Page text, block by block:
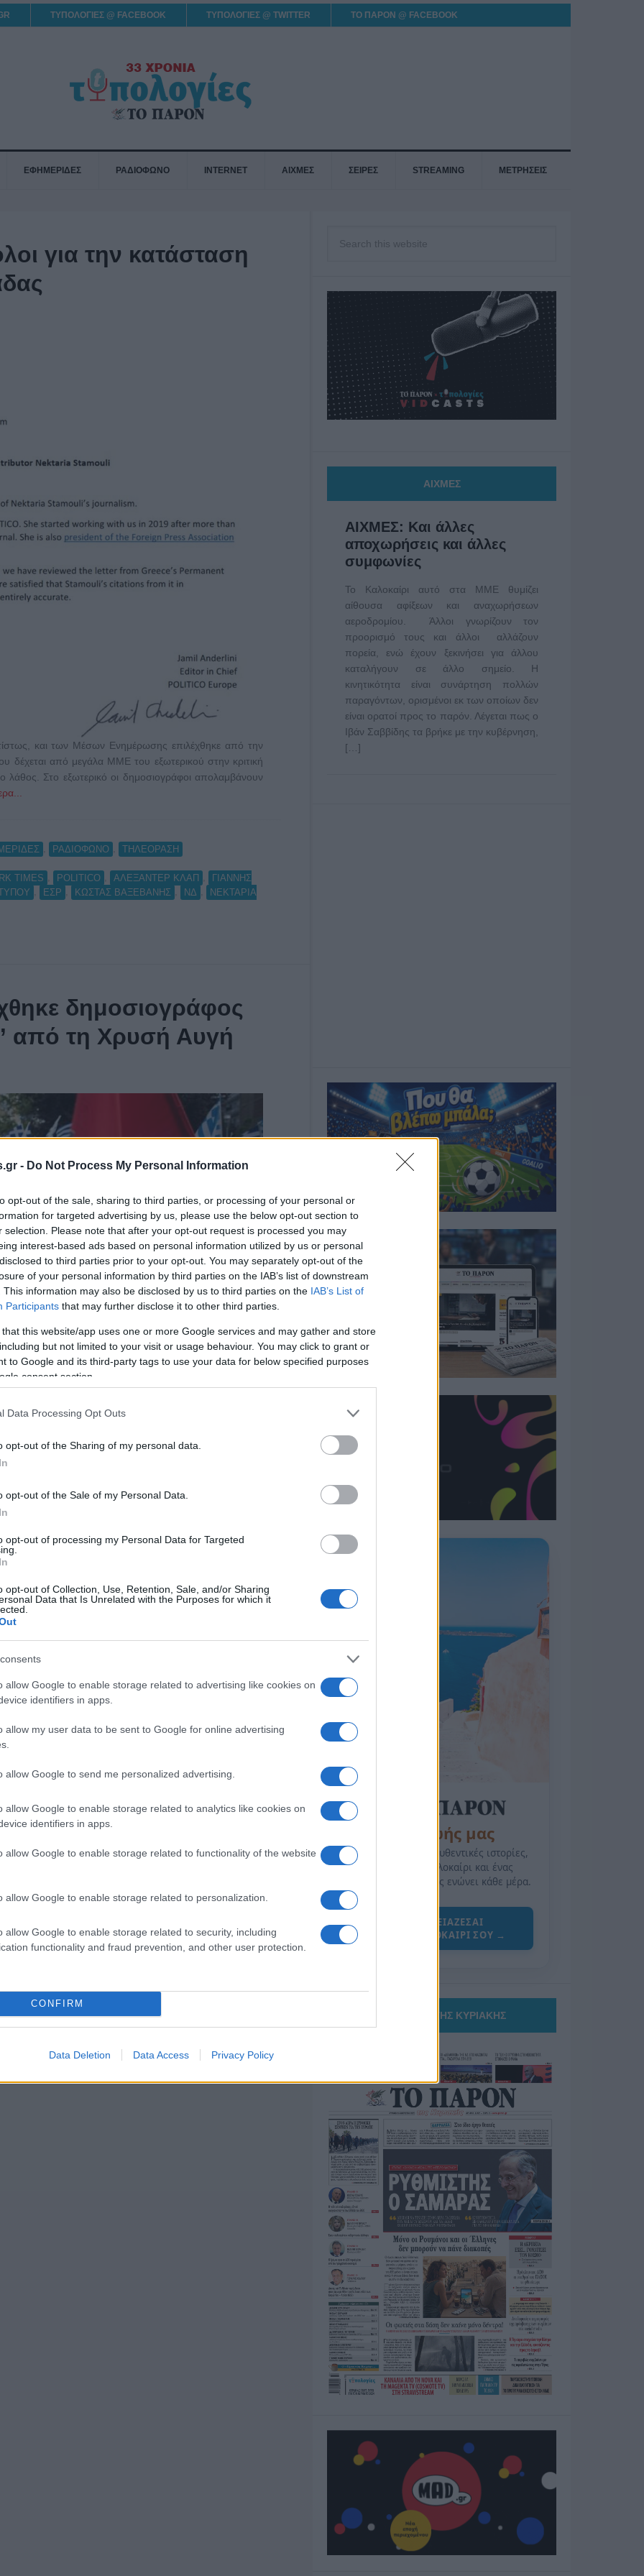
- Do Not Process My Personal Information
opt-out of the sale, sharing to third parties, or processing of your personal or
for targeted advertising by us, please use the below opt-out section to
selection. Please note that after your opt-out request is processed you may
interest-based ads based on personal information utilized by us or personal
to third parties prior to your opt-out. You may separately opt-out of the
of your personal information by third parties on the IAB’s list of downstream
This information may also be disclosed by us to third parties on the IAB’s List of
Participants that may further disclose it to other third parties.
that this website/app uses one or more Google services and may gather and store
but not limited to your visit or usage behaviour. You may click to grant or
to Google and its third-party tags to use your data for below specified purposes
consent section.
Data Processing Opt Outs
opt-out of the Sharing of my personal data.
opt-out of the Sale of my Personal Data.
opt-out of processing my Personal Data for Targeted
opt-out of Collection, Use, Retention, Sale, and/or Sharing
Data that Is Unrelated with the Purposes for which it
allow Google to enable storage related to advertising like cookies on
identifiers in apps.
allow my user data to be sent to Google for online advertising
allow Google to send me personalized advertising.
allow Google to enable storage related to analytics like cookies on
identifiers in apps.
allow Google to enable storage related to functionality of the website
allow Google to enable storage related to personalization.
allow Google to enable storage related to security, including
functionality and fraud prevention, and other user protection.
CONFIRM
Data Deletion Data Access Privacy Policy
ΤΥΠΟΛΟΓΙΕΣ @ FACEBOOK ΤΥΠΟΛΟΓΙΕΣ @ TWITTER ΤΟ ΠΑΡΟΝ @ FACEBOOK
ΕΦΗΜΕΡΙΔΕΣ ΡΑΔΙΟΦΩΝΟ INTERNET ΑΙΧΜΕΣ ΣΕΙΡΕΣ STREAMING ΜΕΤΡΗΣΕΙΣ
για την κατάσταση
και των Μέσων Ενημέρωσης επιλέχθηκε από την
δέχεται από μεγάλα ΜΜΕ του εξωτερικού στην κριτική
λάθος. Στο εξωτερικό οι δημοσιογράφοι απολαμβάνουν
ΡΑΔΙΟΦΩΝΟ ΤΗΛΕΟΡΑΣΗ
TIMES POLITICO ΑΛΕΞΑΝΤΕΡ ΚΛΑΠ
ΓΙΑΝΝΗΣ
ΕΣΡ ΚΩΣΤΑΣ ΒΑΞΕΒΑΝΗΣ ΝΔ
ΝΕΚΤΑΡΙΑ
δημοσιογράφος
από τη Χρυσή Αυγή
υποδύθηκε το Χρυσαυγίτη και παρακολούθησε
ρεπορτάζ του δημοσιεύεται στο London Review of
Post . Ο δημοσιογράφος μεταξύ άλλων αναφέρει πως
Διαβάστε Περισσότερα...
ΑΙΧΜΕΣ
ΑΙΧΜΕΣ: Και άλλες
αποχωρήσεις και άλλες
συμφωνίες
Το Καλοκαίρι αυτό στα ΜΜΕ θυμίζει
αίθουσα αφίξεων και αναχωρήσεων
αεροδρομίου. Άλλοι γνωρίζουν τον
προορισμό τους και άλλοι αλλάζουν
πορεία, ενώ έχουν ξεκινήσει για άλλου
καταλήγουν σε άλλο σημείο. Η
κινητικότητα είναι συνάρτηση πολλών
παραγόντων, ορισμένοι εκ των οποίων δεν
είναι ορατοί προς το παρόν. Λέγεται πως ο
Ιβάν Σαββίδης τα βρήκε με την κυβέρνηση,
[…]
της Ζωής μας
Οι άνθρωποι, οι αυθεντικές ιστορίες,
το ελληνικό καλοκαίρι και ένας
πολιτισμός που μας ενώνει κάθε μέρα.
ΟΣΑ ΧΡΕΙΑΖΕΣΑΙ
ΓΙΑ ΤΟ ΚΑΛΟΚΑΙΡΙ ΣΟΥ →
ΤΟ ΠΑΡΟΝ ΤΗΣ ΚΥΡΙΑΚΗΣ